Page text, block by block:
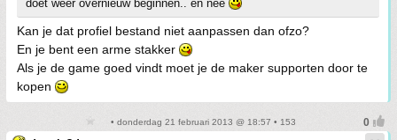
doet weer overnieuw beginnen.. en nee
Kan je dat profiel bestand niet aanpassen dan ofzo?
En je bent een arme stakker
Als je de game goed vindt moet je de maker supporten door te
kopen
• donderdag 21 februari 2013 @ 18:57 • 153